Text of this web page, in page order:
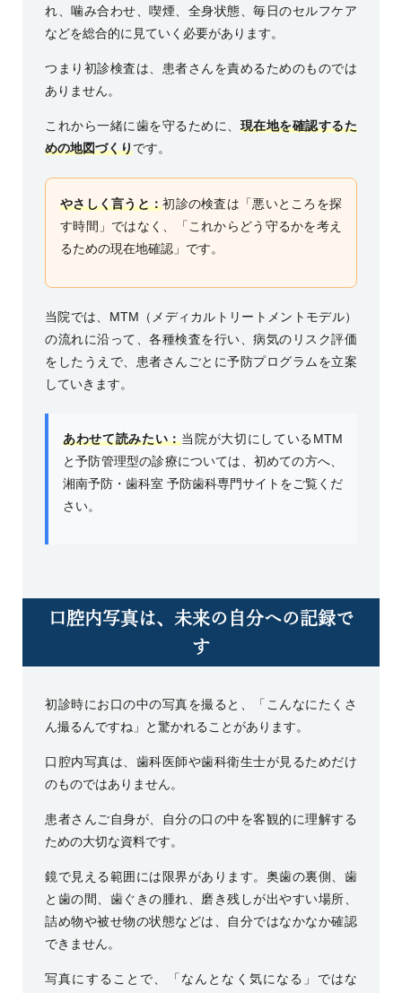
れ、噛み合わせ、喫煙、全身状態、毎日のセルフケア
などを総合的に見ていく必要があります。
つまり初診検査は、患者さんを責めるためのものでは
ありません。
これから一緒に歯を守るために、 現在地を確認するた
めの地図づくりです。
やさしく言うと：初診の検査は「悪いところを探
す時間」ではなく、「これからどう守るかを考え
るための現在地確認」です。
当院では、MTM（メディカルトリートメントモデル）
の流れに沿って、各種検査を行い、病気のリスク評価
をしたうえで、患者さんごとに予防プログラムを立案
していきます。
あわせて読みたい：当院が大切にしているMTM
と予防管理型の診療については、 初めての方へ、
湘南予防・歯科室 予防歯科専門サイト をご覧くだ
さい。
口腔内写真は、未来の自分への記録で
す
初診時にお口の中の写真を撮ると、「こんなにたくさ
ん撮るんですね」と驚かれることがあります。
口腔内写真は、歯科医師や歯科衛生士が見るためだけ
のものではありません。
患者さんご自身が、自分の口の中を客観的に理解する
ための大切な資料です。
鏡で見える範囲には限界があります。奥歯の裏側、歯
と歯の間、歯ぐきの腫れ、磨き残しが出やすい場所、
詰め物や被せ物の状態などは、自分ではなかなか確認
できません。
写真にすることで、「なんとなく気になる」ではな